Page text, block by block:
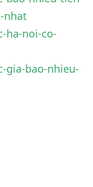
nhat
ha-noi-co-
gia-bao-nhieu-